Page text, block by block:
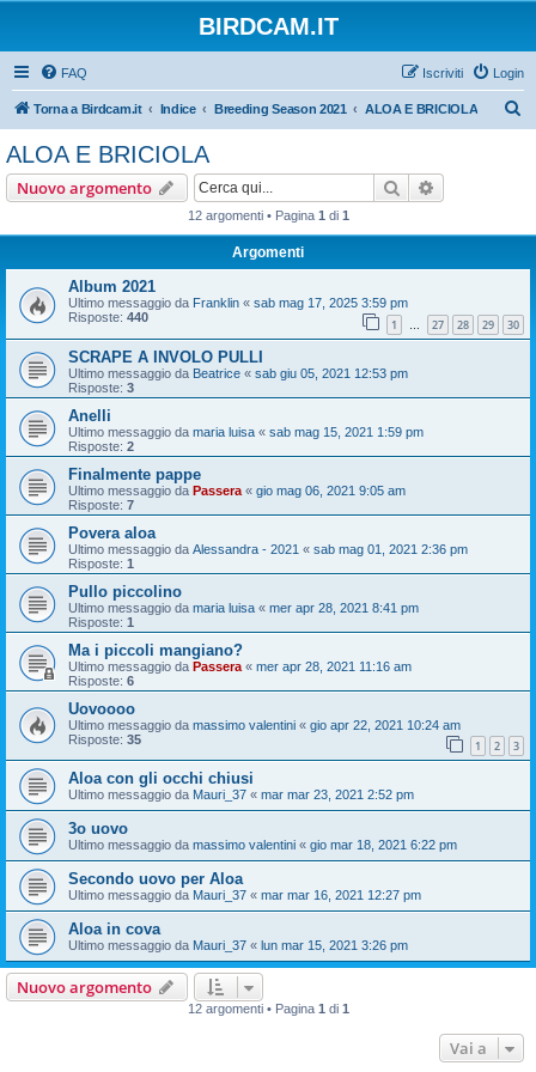
BIRDCAM.IT
FAQ Login
Iscriviti
Torna a Birdcam.it Indice Breeding Season 2021 ALOA E BRICIOLA
ALOA E BRICIOLA
Nuovo argomento Cerca
12 argomenti • Pagina 1 di 1
Argomenti
Album 2021
Ultimo messaggio da Franklin « sab mag 17, 2025 3:59 pm
Risposte: 440 1 … 27 28 29 30
SCRAPE A INVOLO PULLI
Ultimo messaggio da Beatrice « sab giu 05, 2021 12:53 pm
Risposte: 3
Anelli
Ultimo messaggio da maria luisa « sab mag 15, 2021 1:59 pm
Risposte: 2
Finalmente pappe
Ultimo messaggio da Passera « gio mag 06, 2021 9:05 am
Risposte: 7
Povera aloa
Ultimo messaggio da Alessandra - 2021 « sab mag 01, 2021 2:36 pm
Risposte: 1
Pullo piccolino
Ultimo messaggio da maria luisa « mer apr 28, 2021 8:41 pm
Risposte: 1
Ma i piccoli mangiano?
Ultimo messaggio da Passera « mer apr 28, 2021 11:16 am
Risposte: 6
Uovoooo
Ultimo messaggio da massimo valentini « gio apr 22, 2021 10:24 am
Risposte: 35 1 2 3
Aloa con gli occhi chiusi
Ultimo messaggio da Mauri_37 « mar mar 23, 2021 2:52 pm
3o uovo
Ultimo messaggio da massimo valentini « gio mar 18, 2021 6:22 pm
Secondo uovo per Aloa
Ultimo messaggio da Mauri_37 « mar mar 16, 2021 12:27 pm
Aloa in cova
Ultimo messaggio da Mauri_37 « lun mar 15, 2021 3:26 pm
Nuovo argomento
12 argomenti • Pagina 1 di 1
Vai a